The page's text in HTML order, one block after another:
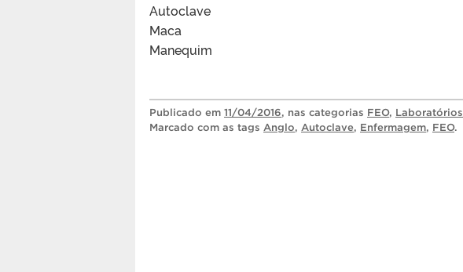
Autoclave
Maca
Manequim
Publicado em 11/04/2016, nas categorias FEO, Laboratórios
Marcado com as tags Anglo, Autoclave, Enfermagem, FEO.